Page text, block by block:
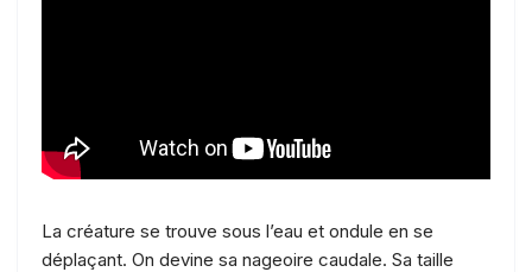
La créature se trouve sous l’eau et ondule en se
déplaçant. On devine sa nageoire caudale. Sa taille